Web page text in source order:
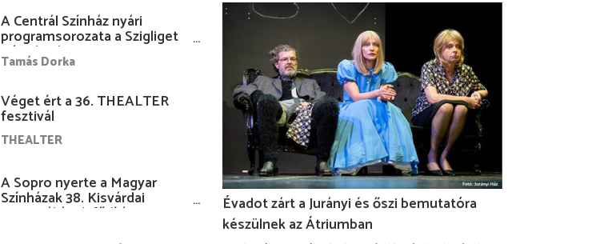
A Centrál Színház nyári
programsorozata a Szigliget
Várudvarban
Tamás Dorka
Véget ért a 36. THEALTER
fesztivál
THEALTER
A Sopro nyerte a Magyar
Színházak 38. Kisvárdai
Fesztiváljának fődíját
Évadot zárt a Jurányi és őszi bemutatóra
készülnek az Átriumban